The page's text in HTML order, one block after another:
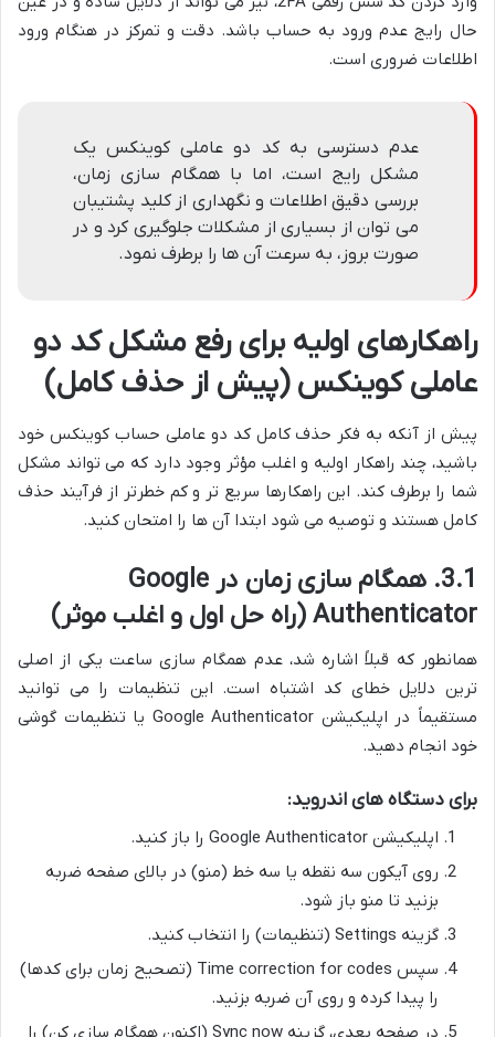
حال رایج عدم ورود به حساب باشد. دقت و تمرکز در هنگام ورود
اطلاعات ضروری است.
عدم دسترسی به کد دو عاملی کوینکس یک
مشکل رایج است، اما با همگام سازی زمان،
بررسی دقیق اطلاعات و نگهداری از کلید پشتیبان
می توان از بسیاری از مشکلات جلوگیری کرد و در
صورت بروز، به سرعت آن ها را برطرف نمود.
راهکارهای اولیه برای رفع مشکل کد دو
عاملی کوینکس (پیش از حذف کامل)
پیش از آنکه به فکر حذف کامل کد دو عاملی حساب کوینکس خود
باشید، چند راهکار اولیه و اغلب مؤثر وجود دارد که می تواند مشکل
شما را برطرف کند. این راهکارها سریع تر و کم خطرتر از فرآیند حذف
کامل هستند و توصیه می شود ابتدا آن ها را امتحان کنید.
3.1. همگام سازی زمان در Google
Authenticator (راه حل اول و اغلب موثر)
همانطور که قبلاً اشاره شد، عدم همگام سازی ساعت یکی از اصلی
ترین دلایل خطای کد اشتباه است. این تنظیمات را می توانید
مستقیماً در اپلیکیشن Google Authenticator یا تنظیمات گوشی
خود انجام دهید.
برای دستگاه های اندروید:
اپلیکیشن Google Authenticator را باز کنید.
روی آیکون سه نقطه یا سه خط (منو) در بالای صفحه ضربه
بزنید تا منو باز شود.
گزینه Settings (تنظیمات) را انتخاب کنید.
سپس Time correction for codes (تصحیح زمان برای کدها)
را پیدا کرده و روی آن ضربه بزنید.
در صفحه بعدی، گزینه Sync now (اکنون همگام سازی کن) را